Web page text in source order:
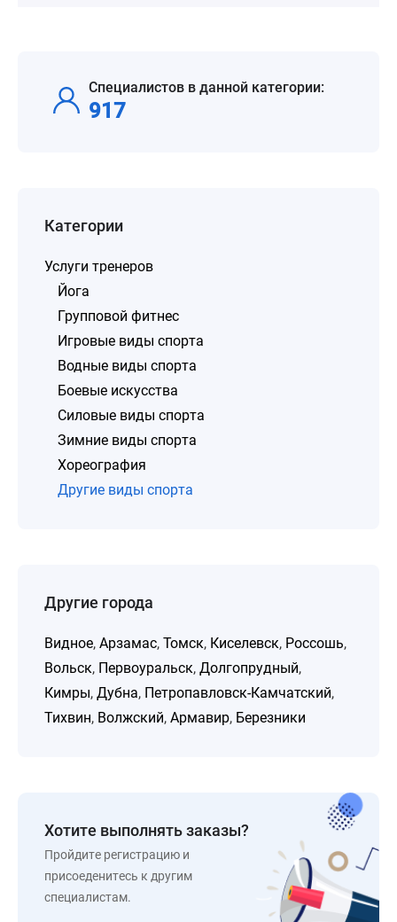
Специалистов в данной категории:
917
Категории
Услуги тренеров
Йога
Групповой фитнес
Игровые виды спорта
Водные виды спорта
Боевые искусства
Силовые виды спорта
Зимние виды спорта
Хореография
Другие виды спорта
Другие города
Видное, Арзамас, Томск, Киселевск, Россошь,
Вольск, Первоуральск, Долгопрудный,
Кимры, Дубна, Петропавловск-Камчатский,
Тихвин, Волжский, Армавир, Березники
Хотите выполнять заказы?
Пройдите регистрацию и
присоеденитесь к другим
специалистам.